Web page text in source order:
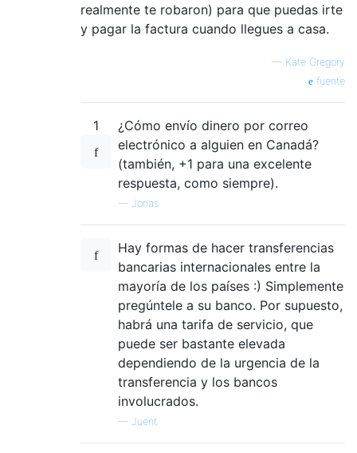
realmente te robaron) para que puedas irte
y pagar la factura cuando llegues a casa.
— Kate Gregory
fuente
1
¿Cómo envío dinero por correo
electrónico a alguien en Canadá?
(también, +1 para una excelente
respuesta, como siempre).
— Jonas
Hay formas de hacer transferencias
bancarias internacionales entre la
mayoría de los países :) Simplemente
pregúntele a su banco. Por supuesto,
habrá una tarifa de servicio, que
puede ser bastante elevada
dependiendo de la urgencia de la
transferencia y los bancos
involucrados.
— Juent